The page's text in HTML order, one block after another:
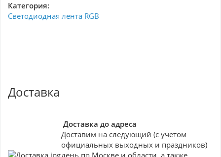
Категория:
Светодиодная лента RGB
Доставка
Доставка до адреса
Доставим на следующий (с учетом
официальных выходных и праздников)
день по Москве и области, а также